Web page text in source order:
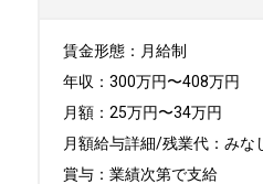
賃金形態：月給制
年収：300万円〜408万円
月額：25万円〜34万円
月額給与詳細/残業代：みな
賞与：業績次第で支給